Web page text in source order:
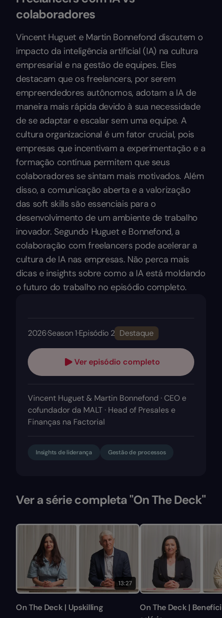
colaboradores
Vincent Huguet e Martin Bonnefond discutem o
impacto da inteligência artificial (IA) na cultura
empresarial e na gestão de equipes. Eles
destacam que os freelancers, por serem
empreendedores autônomos, adotam a IA de
maneira mais rápida devido à sua necessidade
de se adaptar e escalar sem uma equipe. A
cultura organizacional é um fator crucial, pois
empresas que incentivam a experimentação e a
formação contínua permitem que seus
colaboradores se sintam mais motivados. Além
disso, a comunicação aberta e a valorização
das soft skills são essenciais para o
desenvolvimento de um ambiente de trabalho
inovador. Segundo Huguet e Bonnefond, a
colaboração com freelancers pode acelerar a
cultura de IA nas empresas. Não perca mais
dicas e insights sobre como a IA está moldando
o futuro do trabalho no episódio completo.
2026·Season 1·Episódio 2 Destaque
Ver episódio completo
Vincent Huguet & Martin Bonnefond · CEO e
cofundador da MALT · Head of Presales e
Finanças na Factorial
Insights de liderança Gestão de processos
Ver a série completa "On The Deck"
13:27
On The Deck | Upskilling
On The Deck |